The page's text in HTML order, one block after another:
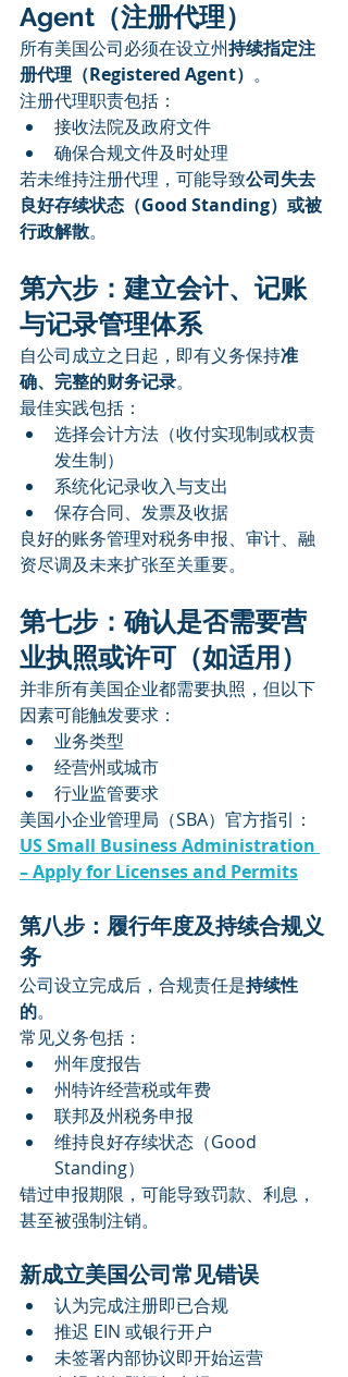
Agent（注册代理）
所有美国公司必须在设立州持续指定注
册代理（Registered Agent） 。
注册代理职责包括：
接收法院及政府文件
确保合规文件及时处理
若未维持注册代理，可能导致公司失去
良好存续状态（Good Standing）或被
行政解散。
第六步：建立会计、记账
与记录管理体系
自公司成立之日起，即有义务保持准
确、完整的财务记录。
最佳实践包括：
选择会计方法（收付实现制或权责
发生制）
系统化记录收入与支出
保存合同、发票及收据
良好的账务管理对税务申报、审计、融
资尽调及未来扩张至关重要。
第七步：确认是否需要营
业执照或许可（如适用）
并非所有美国企业都需要执照，但以下
因素可能触发要求：
业务类型
经营州或城市
行业监管要求
美国小企业管理局（SBA）官方指引：
US Small Business Administration
– Apply for Licenses and Permits
第八步：履行年度及持续合规义
务
公司设立完成后，合规责任是持续性
的。
常见义务包括：
州年度报告
州特许经营税或年费
联邦及州税务申报
维持良好存续状态（Good
Standing）
错过申报期限，可能导致罚款、利息，
甚至被强制注销。
新成立美国公司常见错误
认为完成注册即已合规
推迟 EIN 或银行开户
未签署内部协议即开始运营